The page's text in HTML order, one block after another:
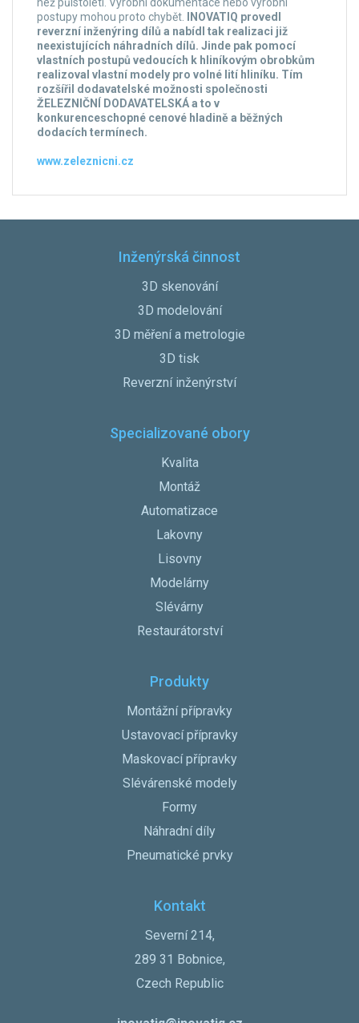
postupy mohou proto chybět. INOVATIQ provedl
reverzní inženýring dílů a nabídl tak realizaci již
neexistujících náhradních dílů. Jinde pak pomocí
vlastních postupů vedoucích k hliníkovým obrobkům
realizoval vlastní modely pro volné lití hliníku. Tím
rozšířil dodavatelské možnosti společnosti
ŽELEZNIČNÍ DODAVATELSKÁ a to v
konkurenceschopné cenové hladině a běžných
dodacích termínech.
www.zeleznicni.cz
Inženýrská činnost
3D skenování
3D modelování
3D měření a metrologie
3D tisk
Reverzní inženýrství
Specializované obory
Kvalita
Montáž
Automatizace
Lakovny
Lisovny
Modelárny
Slévárny
Restaurátorství
Produkty
Montážní přípravky
Ustavovací přípravky
Maskovací přípravky
Slévárenské modely
Formy
Náhradní díly
Pneumatické prvky
Kontakt
Severní 214,
289 31 Bobnice,
Czech Republic